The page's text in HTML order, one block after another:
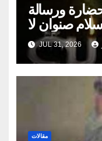
ورسالة
والإسلام صنوان لا
ينفصلان
JUL 31, 2026
مقالات